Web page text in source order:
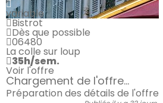
variable
Bistrot
Dès que possible
06480
La colle sur loup
35h/sem.
Voir l'offre
Chargement de l'offre...
Préparation des détails de l'offre